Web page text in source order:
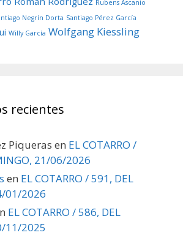
Rubens Ascanio
Negrín Dorta Santiago Pérez García
Willy García Wolfgang Kiessling
recientes
Piqueras en EL COTARRO /
21/06/2026
en EL COTARRO / 591, DEL
01/2026
EL COTARRO / 586, DEL
11/2025